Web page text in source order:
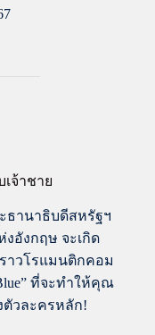
จ้าชาย
ธานาธิบดีสหรัฐฯ
งอังกฤษ จะเกิด
าวโรแมนติกคอม
ที่จะทำให้คุณ
ตัวละครหลัก!